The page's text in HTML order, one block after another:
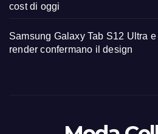
cost di oggi
Samsung Galaxy Tab S12 Ultra
render confermano il design